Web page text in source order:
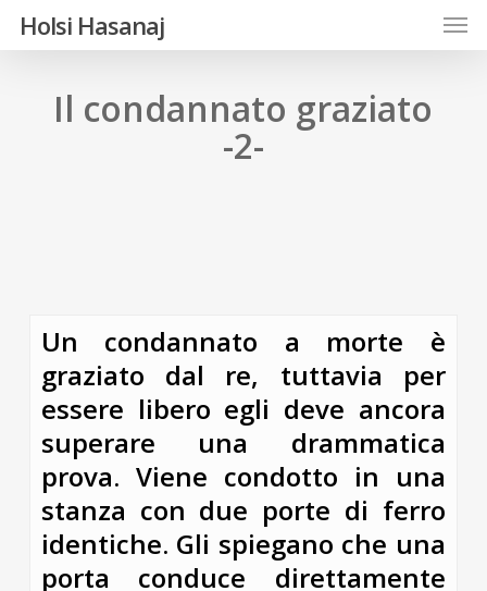
SkipHolsi Hasanaj
Il condannato graziato
-2-
Un condannato a morte è
graziato dal re, tuttavia per
essere libero egli deve ancora
superare una drammatica
prova. Viene condotto in una
stanza con due porte di ferro
identiche. Gli spiegano che una
porta conduce direttamente